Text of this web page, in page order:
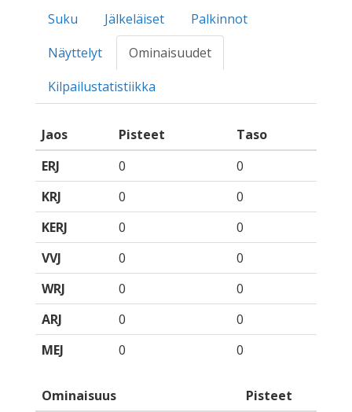
Suku Jälkeläiset
Palkinnot
Näyttelyt
Ominaisuudet
Kilpailustatistiikka
Jaos Pisteet
Taso
ERJ
0
0
KRJ
0
0
KERJ
0
0
VVJ
0
0
WRJ
0
0
ARJ
0
0
MEJ
0 0
Ominaisuus
Pisteet